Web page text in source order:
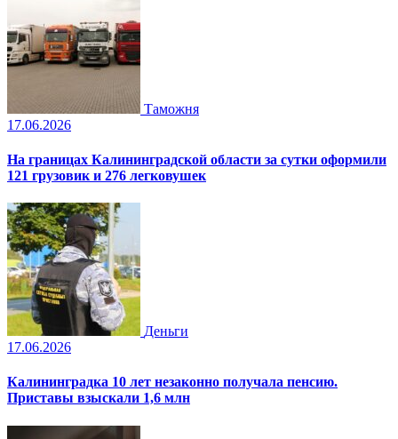
Таможня
17.06.2026
На границах Калининградской области за сутки оформили
121 грузовик и 276 легковушек
Деньги
17.06.2026
Калининградка 10 лет незаконно получала пенсию.
Приставы взыскали 1,6 млн